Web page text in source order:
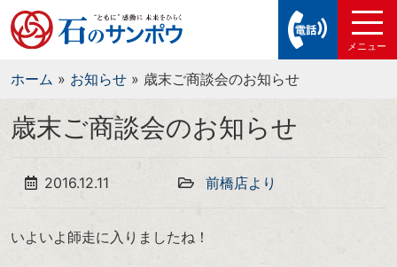
ホーム » お知らせ » 歳末ご商談会のお知らせ
歳末ご商談会のお知らせ
2016.12.11 前橋店より
いよいよ師走に入りましたね！